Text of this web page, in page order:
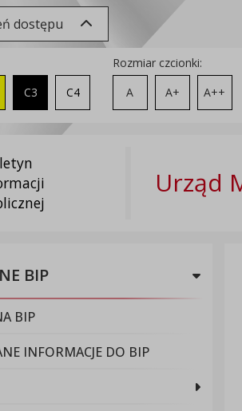
dostępu
C3 C4
Rozmiar czcionki:
A
A+ A++
Urząd
BIP
BIP
INFORMACJE DO BIP